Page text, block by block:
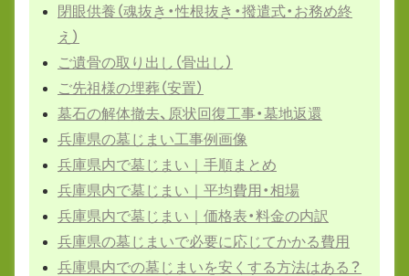
閉眼供養（魂抜き・性根抜き・撥遣式・お務め終
え）
ご遺骨の取り出し（骨出し）
ご先祖様の埋葬（安置）
墓石の解体撤去、原状回復工事・墓地返還
兵庫県の墓じまい工事例画像
兵庫県内で墓じまい｜手順まとめ
兵庫県内で墓じまい｜平均費用・相場
兵庫県内で墓じまい｜価格表・料金の内訳
兵庫県の墓じまいで必要に応じてかかる費用
兵庫県内での墓じまいを安くする方法はある？